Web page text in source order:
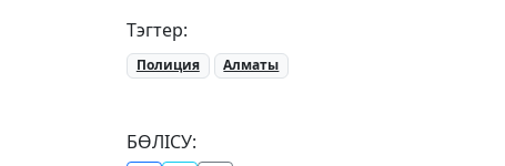
Тэгтер:
Полиция Алматы
БӨЛІСУ: